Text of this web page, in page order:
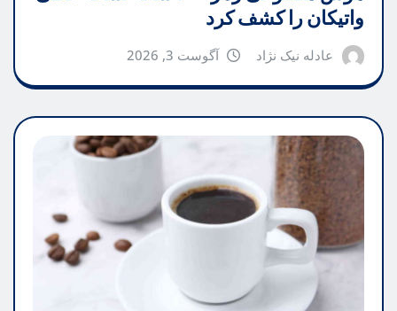
واتیکان را کشف کرد
عادله نیک نژاد آگوست 3, 2026